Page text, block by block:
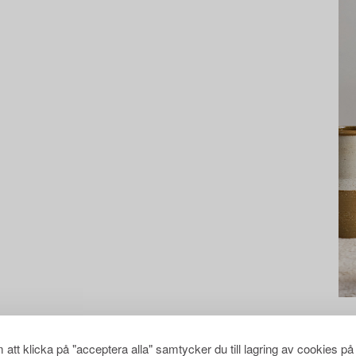
att klicka på "acceptera alla" samtycker du till lagring av cookies